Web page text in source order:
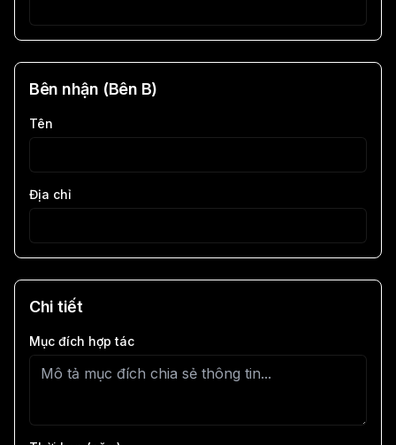
Bên nhận (Bên B)
Tên
Địa chỉ
Chi tiết
Mục đích hợp tác